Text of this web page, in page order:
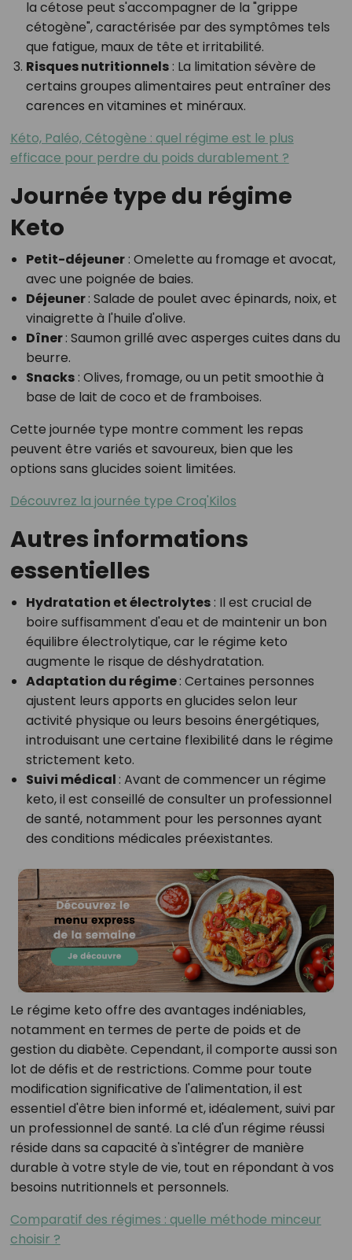
la cétose peut s'accompagner de la "grippe
cétogène", caractérisée par des symptômes tels
que fatigue, maux de tête et irritabilité.
Risques nutritionnels: La limitation sévère de
certains groupes alimentaires peut entraîner des
carences en vitamines et minéraux.
Kéto, Paléo, Cétogène : quel régime est le plus
efficace pour perdre du poids durablement ?
Journée type du régime
Keto
Petit-déjeuner: Omelette au fromage et avocat,
avec une poignée de baies.
Déjeuner: Salade de poulet avec épinards, noix, et
vinaigrette à l'huile d'olive.
Dîner: Saumon grillé avec asperges cuites dans du
beurre.
Snacks: Olives, fromage, ou un petit smoothie à
base de lait de coco et de framboises.
Cette journée type montre comment les repas
peuvent être variés et savoureux, bien que les
options sans glucides soient limitées.
Découvrez la journée type Croq'Kilos
Autres informations
essentielles
Hydratation et électrolytes: Il est crucial de
boire suffisamment d'eau et de maintenir un bon
équilibre électrolytique, car le régime keto
augmente le risque de déshydratation.
Adaptation du régime: Certaines personnes
ajustent leurs apports en glucides selon leur
activité physique ou leurs besoins énergétiques,
introduisant une certaine flexibilité dans le régime
strictement keto.
Suivi médical : Avant de commencer un régime
keto, il est conseillé de consulter un professionnel
de santé, notamment pour les personnes ayant
des conditions médicales préexistantes.
Le régime keto offre des avantages indéniables,
notamment en termes de perte de poids et de
gestion du diabète. Cependant, il comporte aussi son
lot de défis et de restrictions. Comme pour toute
modification significative de l'alimentation, il est
essentiel d'être bien informé et, idéalement, suivi par
un professionnel de santé. La clé d'un régime réussi
réside dans sa capacité à s'intégrer de manière
durable à votre style de vie, tout en répondant à vos
besoins nutritionnels et personnels.
Comparatif des régimes : quelle méthode minceur
choisir ?